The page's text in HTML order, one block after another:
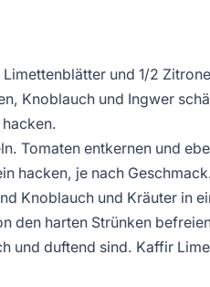
und 1/2
Knoblauch und Ingwer
Tomaten entkernen und
hacken, je nach
Knoblauch und Kräuter in
den harten Strünken
und duftend sind. Kaffir